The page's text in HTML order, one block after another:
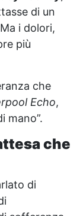
di un
i dolori,
più
che
Echo,
mano”.
che
di